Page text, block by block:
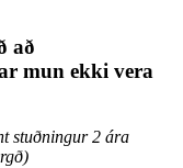
að
mun ekki vera
stuðningur 2 ára